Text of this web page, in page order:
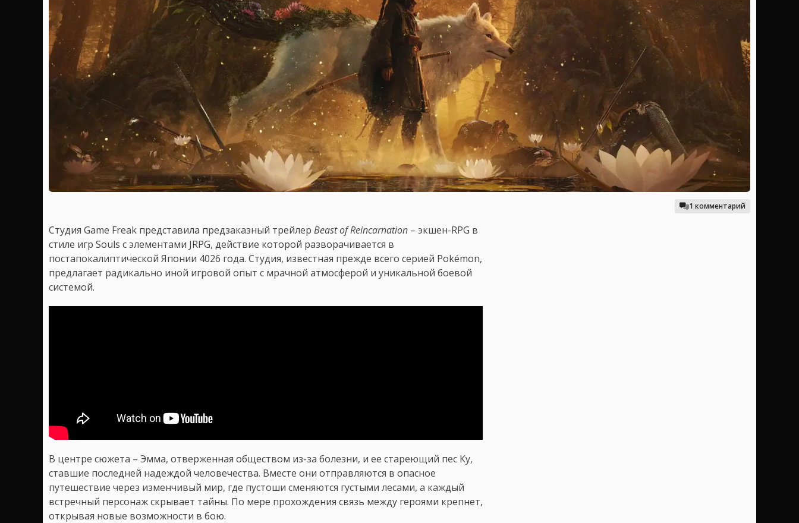
1 комментарий
Студия Game Freak представила предзаказный трейлер Beast of Reincarnation – экшен-RPG в
стиле игр Souls с элементами JRPG, действие которой разворачивается в
постапокалиптической Японии 4026 года. Студия, известная прежде всего серией Pokémon,
предлагает радикально иной игровой опыт с мрачной атмосферой и уникальной боевой
системой.
В центре сюжета – Эмма, отверженная обществом из-за болезни, и ее стареющий пес Ку,
ставшие последней надеждой человечества. Вместе они отправляются в опасное
путешествие через изменчивый мир, где пустоши сменяются густыми лесами, а каждый
встречный персонаж скрывает тайны. По мере прохождения связь между героями крепнет,
открывая новые возможности в бою.